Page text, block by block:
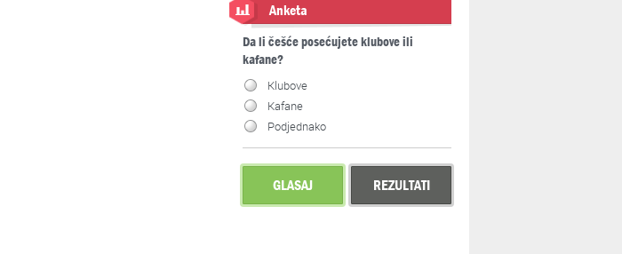
Anketa
Da li češće posećujete klubove ili
kafane?
Klubove
Kafane
Podjednako
GLASAJ REZULTATI